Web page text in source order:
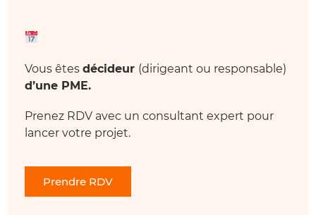
Vous êtes décideur (dirigeant ou responsable)
d’une PME.
Prenez RDV avec un consultant expert pour
lancer votre projet.
Prendre RDV